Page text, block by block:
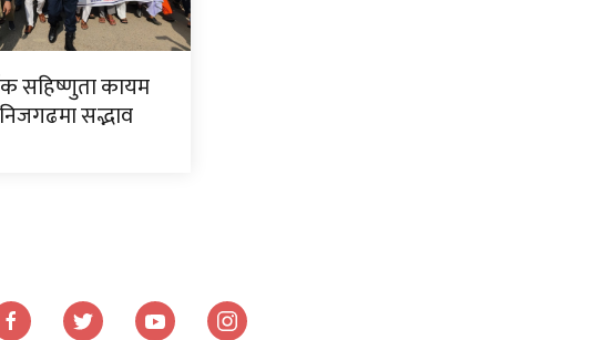
सहिष्णुता कायम
सद्भाव